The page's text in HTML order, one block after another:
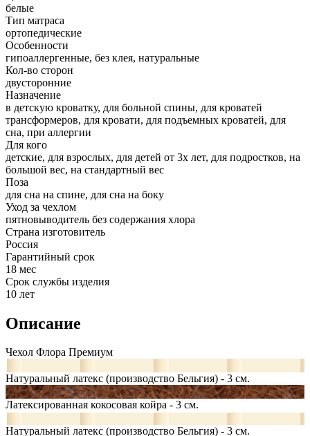
белые
Тип матраса
ортопедические
Особенности
гипоаллергенные, без клея, натуральные
Кол-во сторон
двусторонние
Назначение
в детскую кроватку, для больной спины, для кроватей
трансформеров, для кровати, для подъемных кроватей, для
сна, при аллергии
Для кого
детские, для взрослых, для детей от 3х лет, для подростков, на
большой вес, на стандартный вес
Поза
для сна на спине, для сна на боку
Уход за чехлом
пятновыводитель без содержания хлора
Страна изготовитель
Россия
Гарантийный срок
18 мес
Срок службы изделия
10 лет
Описание
Чехол Флора Премиум
Натуральный латекс (производство Бельгия) - 3 см.
Латексированная кокосовая койра - 3 см.
Натуральный латекс (производство Бельгия) - 3 см.